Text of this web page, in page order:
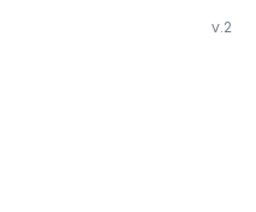
v.2